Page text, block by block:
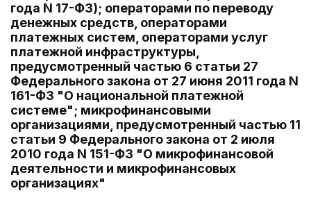
года N 17-ФЗ); операторами по переводу
денежных средств, операторами
платежных систем, операторами услуг
платежной инфраструктуры,
предусмотренный частью 6 статьи 27
Федерального закона от 27 июня 2011 года N
161-ФЗ "О национальной платежной
системе"; микрофинансовыми
организациями, предусмотренный частью 11
статьи 9 Федерального закона от 2 июля
2010 года N 151-ФЗ "О микрофинансовой
деятельности и микрофинансовых
организациях"